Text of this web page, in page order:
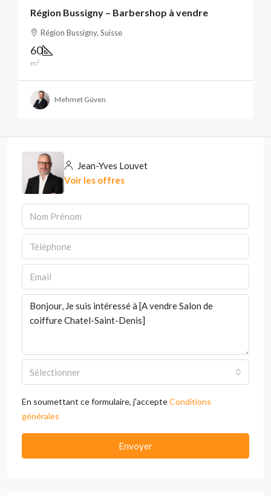
Région Bussigny – Barbershop à vendre
Région Bussigny, Suisse
60
m²
Mehmet Güven
Jean-Yves Louvet
Voir les offres
Sélectionner
En soumettant ce formulaire, j'accepteConditions
générales
Envoyer